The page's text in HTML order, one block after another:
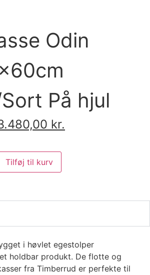
Odin
På hjul
kr.
Tilføj til kurv
i høvlet egestolper
holdbar produkt. De flotte og
fra Timberrud er perfekte til